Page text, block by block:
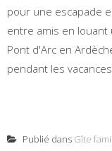
pour une escapade
entre amis en louant
Pont d'Arc en
pendant les
Publié dans Gîte